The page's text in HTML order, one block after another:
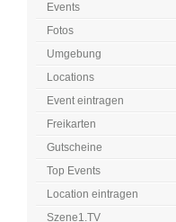
Events
Fotos
Umgebung
Locations
Event eintragen
Freikarten
Gutscheine
Top Events
Location eintragen
Szene1.TV